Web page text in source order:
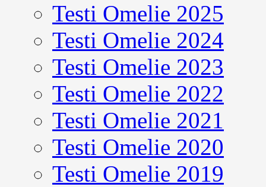
Testi Omelie 2025
Testi Omelie 2024
Testi Omelie 2023
Testi Omelie 2022
Testi Omelie 2021
Testi Omelie 2020
Testi Omelie 2019